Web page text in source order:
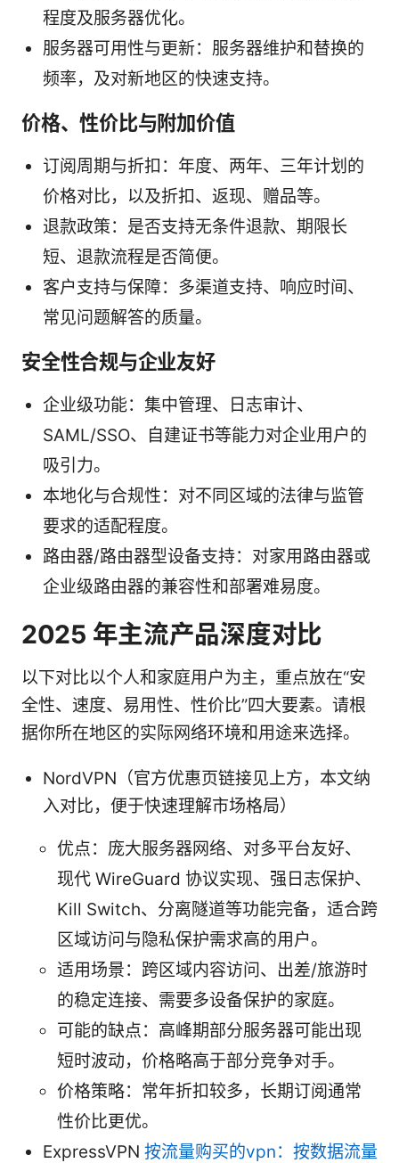
程度及服务器优化。
服务器可用性与更新：服务器维护和替换的
频率，及对新地区的快速支持。
价格、性价比与附加价值
订阅周期与折扣：年度、两年、三年计划的
价格对比，以及折扣、返现、赠品等。
退款政策：是否支持无条件退款、期限长
短、退款流程是否简便。
客户支持与保障：多渠道支持、响应时间、
常见问题解答的质量。
安全性合规与企业友好
企业级功能：集中管理、日志审计、
SAML/SSO、自建证书等能力对企业用户的
吸引力。
本地化与合规性：对不同区域的法律与监管
要求的适配程度。
路由器/路由器型设备支持：对家用路由器或
企业级路由器的兼容性和部署难易度。
2025 年主流产品深度对比
以下对比以个人和家庭用户为主，重点放在“安
全性、速度、易用性、性价比”四大要素。请根
据你所在地区的实际网络环境和用途来选择。
NordVPN（官方优惠页链接见上方，本文纳
入对比，便于快速理解市场格局）
优点：庞大服务器网络、对多平台友好、
现代 WireGuard 协议实现、强日志保护、
Kill Switch、分离隧道等功能完备，适合跨
区域访问与隐私保护需求高的用户。
适用场景：跨区域内容访问、出差/旅游时
的稳定连接、需要多设备保护的家庭。
可能的缺点：高峰期部分服务器可能出现
短时波动，价格略高于部分竞争对手。
价格策略：常年折扣较多，长期订阅通常
性价比更优。
ExpressVPN 按流量购买的vpn：按数据流量